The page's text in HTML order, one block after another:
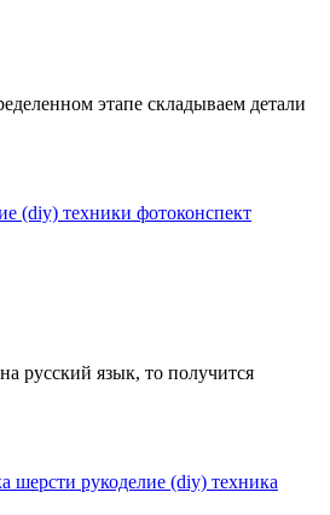
этапе складываем детали
(diy) техники фотоконспект
русский язык, то получится
шерсти рукоделие (diy) техника